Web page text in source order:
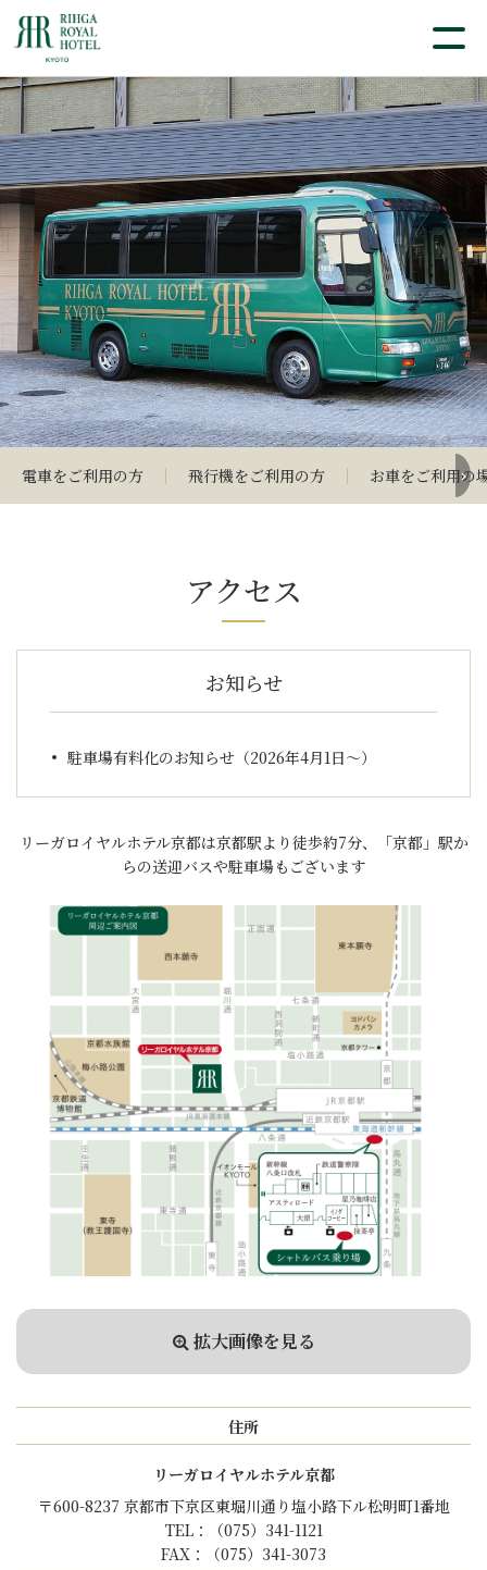
電車をご利用の方 飛行機をご利用の方 お車をご利用の
アクセス
お知らせ
駐車場有料化のお知らせ（2026年4月1日～）
リーガロイヤルホテル京都は京都駅より徒歩約7分、「京都」駅か
らの送迎バスや駐車場もございます
拡大画像を見る
住所
リーガロイヤルホテル京都
〒600-8237 京都市下京区東堀川通り塩小路下ル松明町1番地
TEL：（075）341-1121
FAX：（075）341-3073